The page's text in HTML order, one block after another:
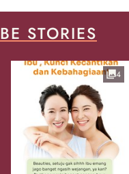
BE STORIES
4